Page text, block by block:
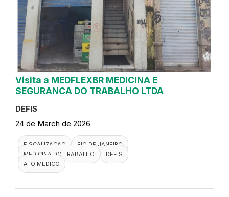
Visita a MEDFLEXBR MEDICINA E
SEGURANCA DO TRABALHO LTDA
DEFIS
24 de March de 2026
FISCALIZACAO
RIO DE JANEIRO
MEDICINA DO TRABALHO
DEFIS
ATO MEDICO